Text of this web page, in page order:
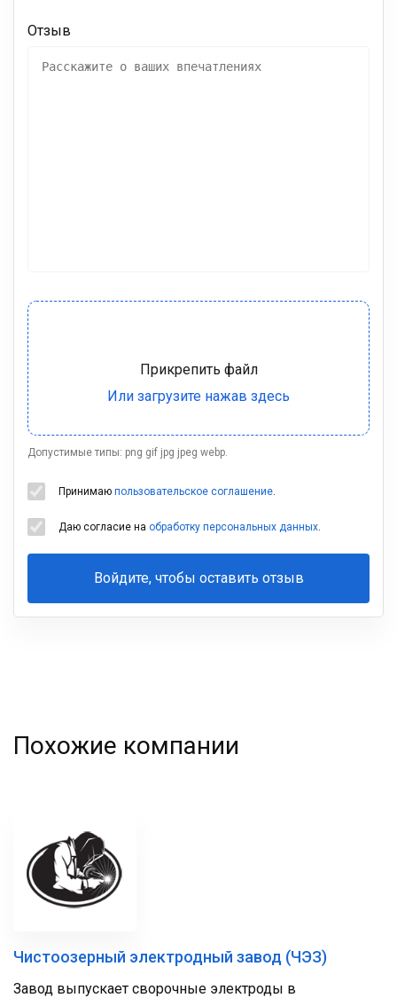
Отзыв
Допустимые типы: png gif jpg jpeg webp.
Принимаю пользовательское соглашение.
Даю согласие на обработку персональных данных.
Войдите, чтобы оставить отзыв
Ваша
Похожие компании
Чистоозерный электродный завод (ЧЭЗ)
Завод выпускает сворочные электроды в